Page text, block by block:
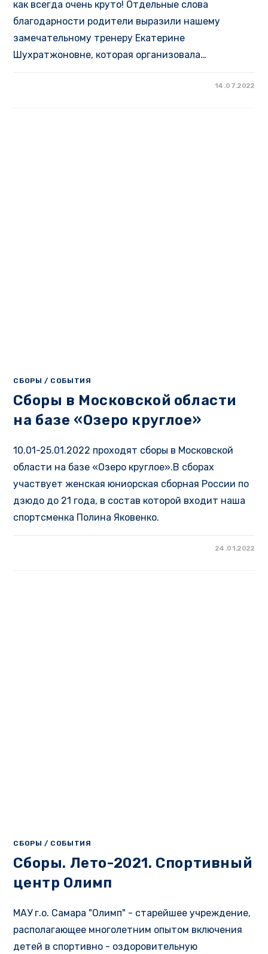
как всегда очень круто! Отдельные слова
благодарности родители выразили нашему
замечательному тренеру Екатерине
Шухратжоновне, которая организовала…
14.07.2022
СБОРЫ / СОБЫТИЯ
Сборы в Московской области
на базе «Озеро круглое»
10.01-25.01.2022 проходят сборы в Московской
области на базе «Озеро круглое».В сборах
участвует женская юниорская сборная России по
дзюдо до 21 года, в состав которой входит наша
спортсменка Полина Яковенко.
24.01.2022
СБОРЫ / СОБЫТИЯ
Сборы. Лето-2021. Спортивный
центр Олимп
МАУ г.о. Самара "Олимп" - старейшее учреждение,
располагающее многолетним опытом включения
детей в спортивно - оздоровительную